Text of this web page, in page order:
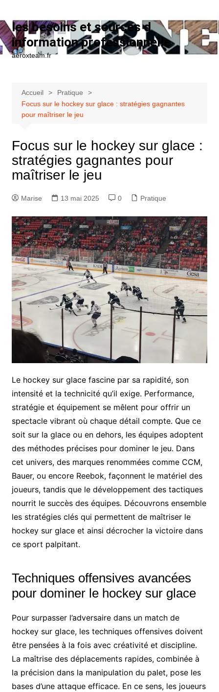
les besoins et sources d
information professionnelle
aeroxteam.fr
Accueil
Pratique
Focus sur le hockey sur glace : stratégies gagnantes
pour maîtriser le jeu
Focus sur le hockey sur glace :
stratégies gagnantes pour
maîtriser le jeu
Marise 13 mai 2025 0 Pratique
Le hockey sur glace fascine par sa rapidité, son
intensité et la technicité qu’il exige. Performance,
stratégie et équipement se mêlent pour offrir un
spectacle vibrant où chaque détail compte. Que ce
soit sur la glace ou en dehors, les équipes adoptent
des méthodes précises pour dominer le jeu. Dans
cet univers, des marques renommées comme CCM,
Bauer, ou encore Reebok, façonnent le matériel des
joueurs, tandis que le développement des tactiques
nourrit le succès des équipes. Découvrons ensemble
les stratégies clés qui permettent de maîtriser le
hockey sur glace et ainsi décrocher la victoire dans
ce sport palpitant.
Techniques offensives avancées
pour dominer le hockey sur glace
Pour surpasser l’adversaire dans un match de
hockey sur glace, les techniques offensives doivent
être pensées à la fois avec créativité et discipline.
La maîtrise des déplacements rapides, combinée à
la précision dans la manipulation du palet, pose les
bases d’une attaque efficace. En ce sens, les joueurs